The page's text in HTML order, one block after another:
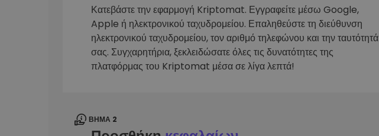
Εξερεύνηση επενδύσεων
Βρες τη δική σου crypto στρατηγική
Κατεβάστε την εφαρμογή Kriptomat. Εγγραφείτε μέσω Google,
Apple ή ηλεκτρονικού ταχυδρομείου. Επαληθεύστε τη διεύθυνση
ηλεκτρονικού ταχυδρομείου, τον αριθμό τηλεφώνου και την ταυτότητά
σας. Συγχαρητήρια, ξεκλειδώσατε όλες τις δυνατότητες της
πλατφόρμας του Kriptomat μέσα σε λίγα λεπτά!
ΒΉΜΑ 2